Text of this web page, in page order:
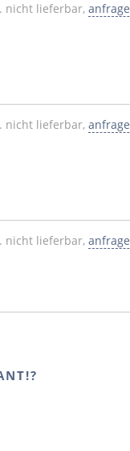
nicht lieferbar,
nicht lieferbar,
nicht lieferbar,